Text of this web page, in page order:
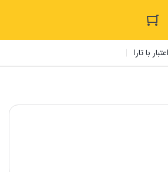
با تارا